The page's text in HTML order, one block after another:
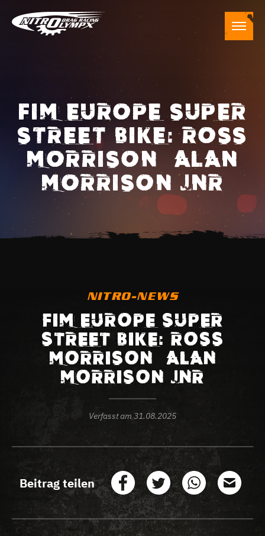
FIM EUROPE SUPER
STREET BIKE: ROSS
MORRISON – ALAN
MORRISON JNR
NITRO-NEWS
FIM EUROPE SUPER
STREET BIKE: ROSS
MORRISON – ALAN
MORRISON JNR
Verfasst am 31.08.2025
Beitrag teilen